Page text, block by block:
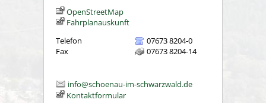
OpenStreetMap
Fahrplanauskunft
Telefon
07673 8204-0
Fax
07673 8204-14
info@schoenau-im-schwarzwald.de
Kontaktformular